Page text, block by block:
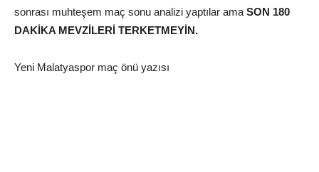
sonrası muhteşem maç sonu analizi yaptılar ama SON 180
DAKİKA MEVZİLERİ TERKETMEYİN.
Yeni Malatyaspor maç önü yazısı